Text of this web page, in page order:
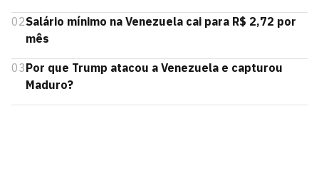
02Salário mínimo na Venezuela cai para R$ 2,72 por
mês
03Por que Trump atacou a Venezuela e capturou
Maduro?